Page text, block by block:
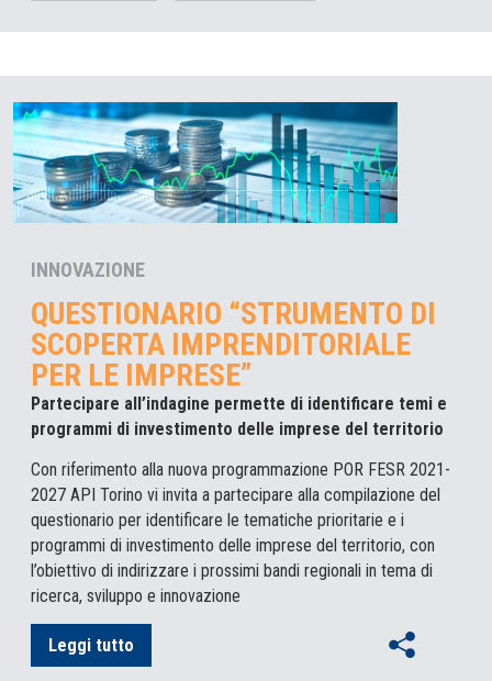
INNOVAZIONE
QUESTIONARIO “STRUMENTO DI
SCOPERTA IMPRENDITORIALE
PER LE IMPRESE”
Partecipare all’indagine permette di identificare temi e
programmi di investimento delle imprese del territorio
Con riferimento alla nuova programmazione POR FESR 2021-
2027 API Torino vi invita a partecipare alla compilazione del
questionario per identificare le tematiche prioritarie e i
programmi di investimento delle imprese del territorio, con
l’obiettivo di indirizzare i prossimi bandi regionali in tema di
ricerca, sviluppo e innovazione
Leggi tutto